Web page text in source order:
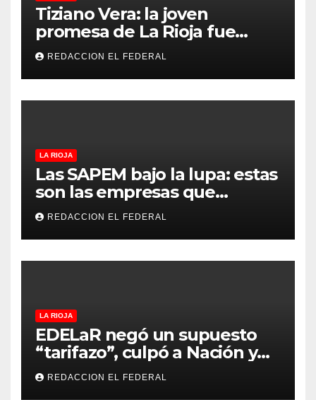
Tiziano Vera: la joven
promesa de La Rioja fue
convocado a la Selección
Argentina sub-15
REDACCION EL FEDERAL
LA RIOJA
Las SAPEM bajo la lupa: estas
son las empresas que
evalúan vender a capitales
privados
REDACCION EL FEDERAL
LA RIOJA
EDELaR negó un supuesto
“tarifazo”, culpó a Nación y
defendió los mecanismos de
medición: “la empresa
REDACCION EL FEDERAL